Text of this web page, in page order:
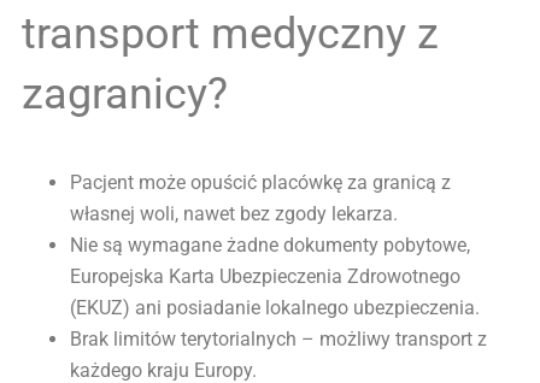
transport medyczny z
zagranicy?
Pacjent może opuścić placówkę za granicą z
własnej woli, nawet bez zgody lekarza.
Nie są wymagane żadne dokumenty pobytowe,
Europejska Karta Ubezpieczenia Zdrowotnego
(EKUZ) ani posiadanie lokalnego ubezpieczenia.
Brak limitów terytorialnych – możliwy transport z
każdego kraju Europy.